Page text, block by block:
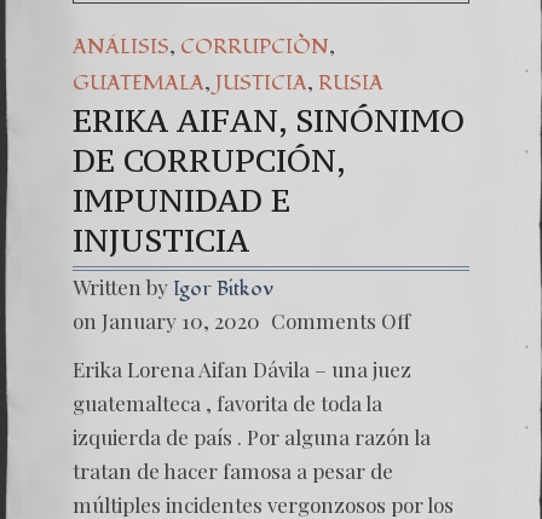
ANÁLISIS, CORRUPCIÒN,
GUATEMALA, JUSTICIA, RUSIA
ERIKA AIFAN, SINÓNIMO
DE CORRUPCIÓN,
IMPUNIDAD E
INJUSTICIA
Written by Igor Bitkov
on January 10, 2020 Comments Off
ERIKA
Erika Lorena Aifan Dávila – una juez
guatemalteca , favorita de toda la
izquierda de país . Por alguna razón la
tratan de hacer famosa a pesar de
múltiples incidentes vergonzosos por los